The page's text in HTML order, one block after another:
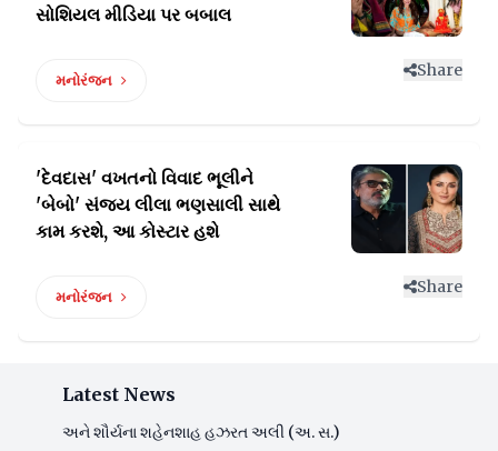
સોશિયલ મીડિયા પર બબાલ
મનોરંજન
Share
'દેવદાસ' વખતનો વિવાદ ભૂલીને
'બેબો' સંજય લીલા ભણસાલી સાથે
કામ કરશે, આ કોસ્ટાર હશે
મનોરંજન
Share
Latest News
અને શૌર્યના શહેનશાહ હઝરત અલી (અ. સ.)